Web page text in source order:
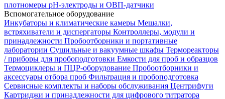
плотномеры pH-электроды и ОВП-датчики
Вспомогательное оборудование
Инкубаторы и климатические камеры Мешалки,
встряхиватели и диспергаторы Контроллеры, модули и
принадлежности Пробоотборники и портативные
лаборатории Сушильные и вакуумные шкафы Термореакторы
/ приборы для пробоподготовки Емкости для проб и образцов
Термоциклеры и ПЦР-оборудование Пробоотборники и
аксессуары отбора проб Фильтрация и пробоподготовка
Сервисные комплекты и наборы обслуживания Центрифуги
Картриджи и принадлежности для цифрового титратора